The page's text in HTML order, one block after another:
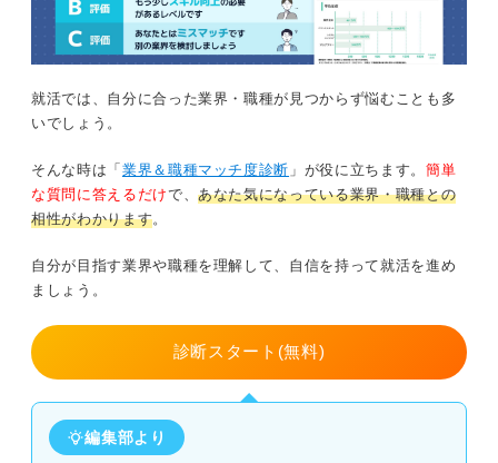
就活では、自分に合った業界・職種が見つからず悩むことも多
いでしょう。
そんな時は「 業界＆職種マッチ度診断 」が役に立ちます。 簡単
な質問に答えるだけで、あなた気になっている業界・職種との
相性がわかります。
自分が目指す業界や職種を理解して、自信を持って就活を進め
ましょう。
診断スタート(無料)
編集部より